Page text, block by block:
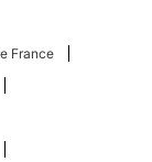
France